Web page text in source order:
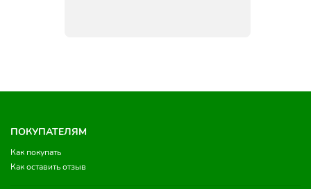
ПОКУПАТЕЛЯМ
Как покупать
Как оставить отзыв